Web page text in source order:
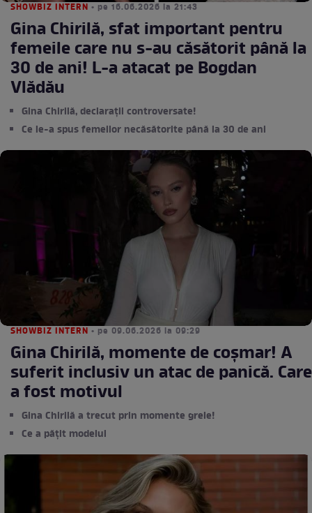
SHOWBIZ INTERN • pe 16.06.2026 la 21:43
Gina Chirilă, sfat important pentru
femeile care nu s-au căsătorit până la
30 de ani! L-a atacat pe Bogdan
Vlădău
Gina Chirilă, declarații controversate!
Ce le-a spus femeilor necăsătorite până la 30 de ani
SHOWBIZ INTERN • pe 09.06.2026 la 09:29
Gina Chirilă, momente de coșmar! A
suferit inclusiv un atac de panică. Care
a fost motivul
Gina Chirilă a trecut prin momente grele!
Ce a pățit modelul